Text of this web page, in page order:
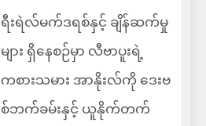
ရီးရဲလ်မက်ဒရစ်နှင့် ချိန်ဆက်မှု
များ ရှိနေစဉ်မှာ လီဗာပူးရဲ့
ကစားသမား အာနိုးလ်ကို ဒေးဗ
စ်ဘက်ခမ်းနှင့် ယူနိုက်တက်